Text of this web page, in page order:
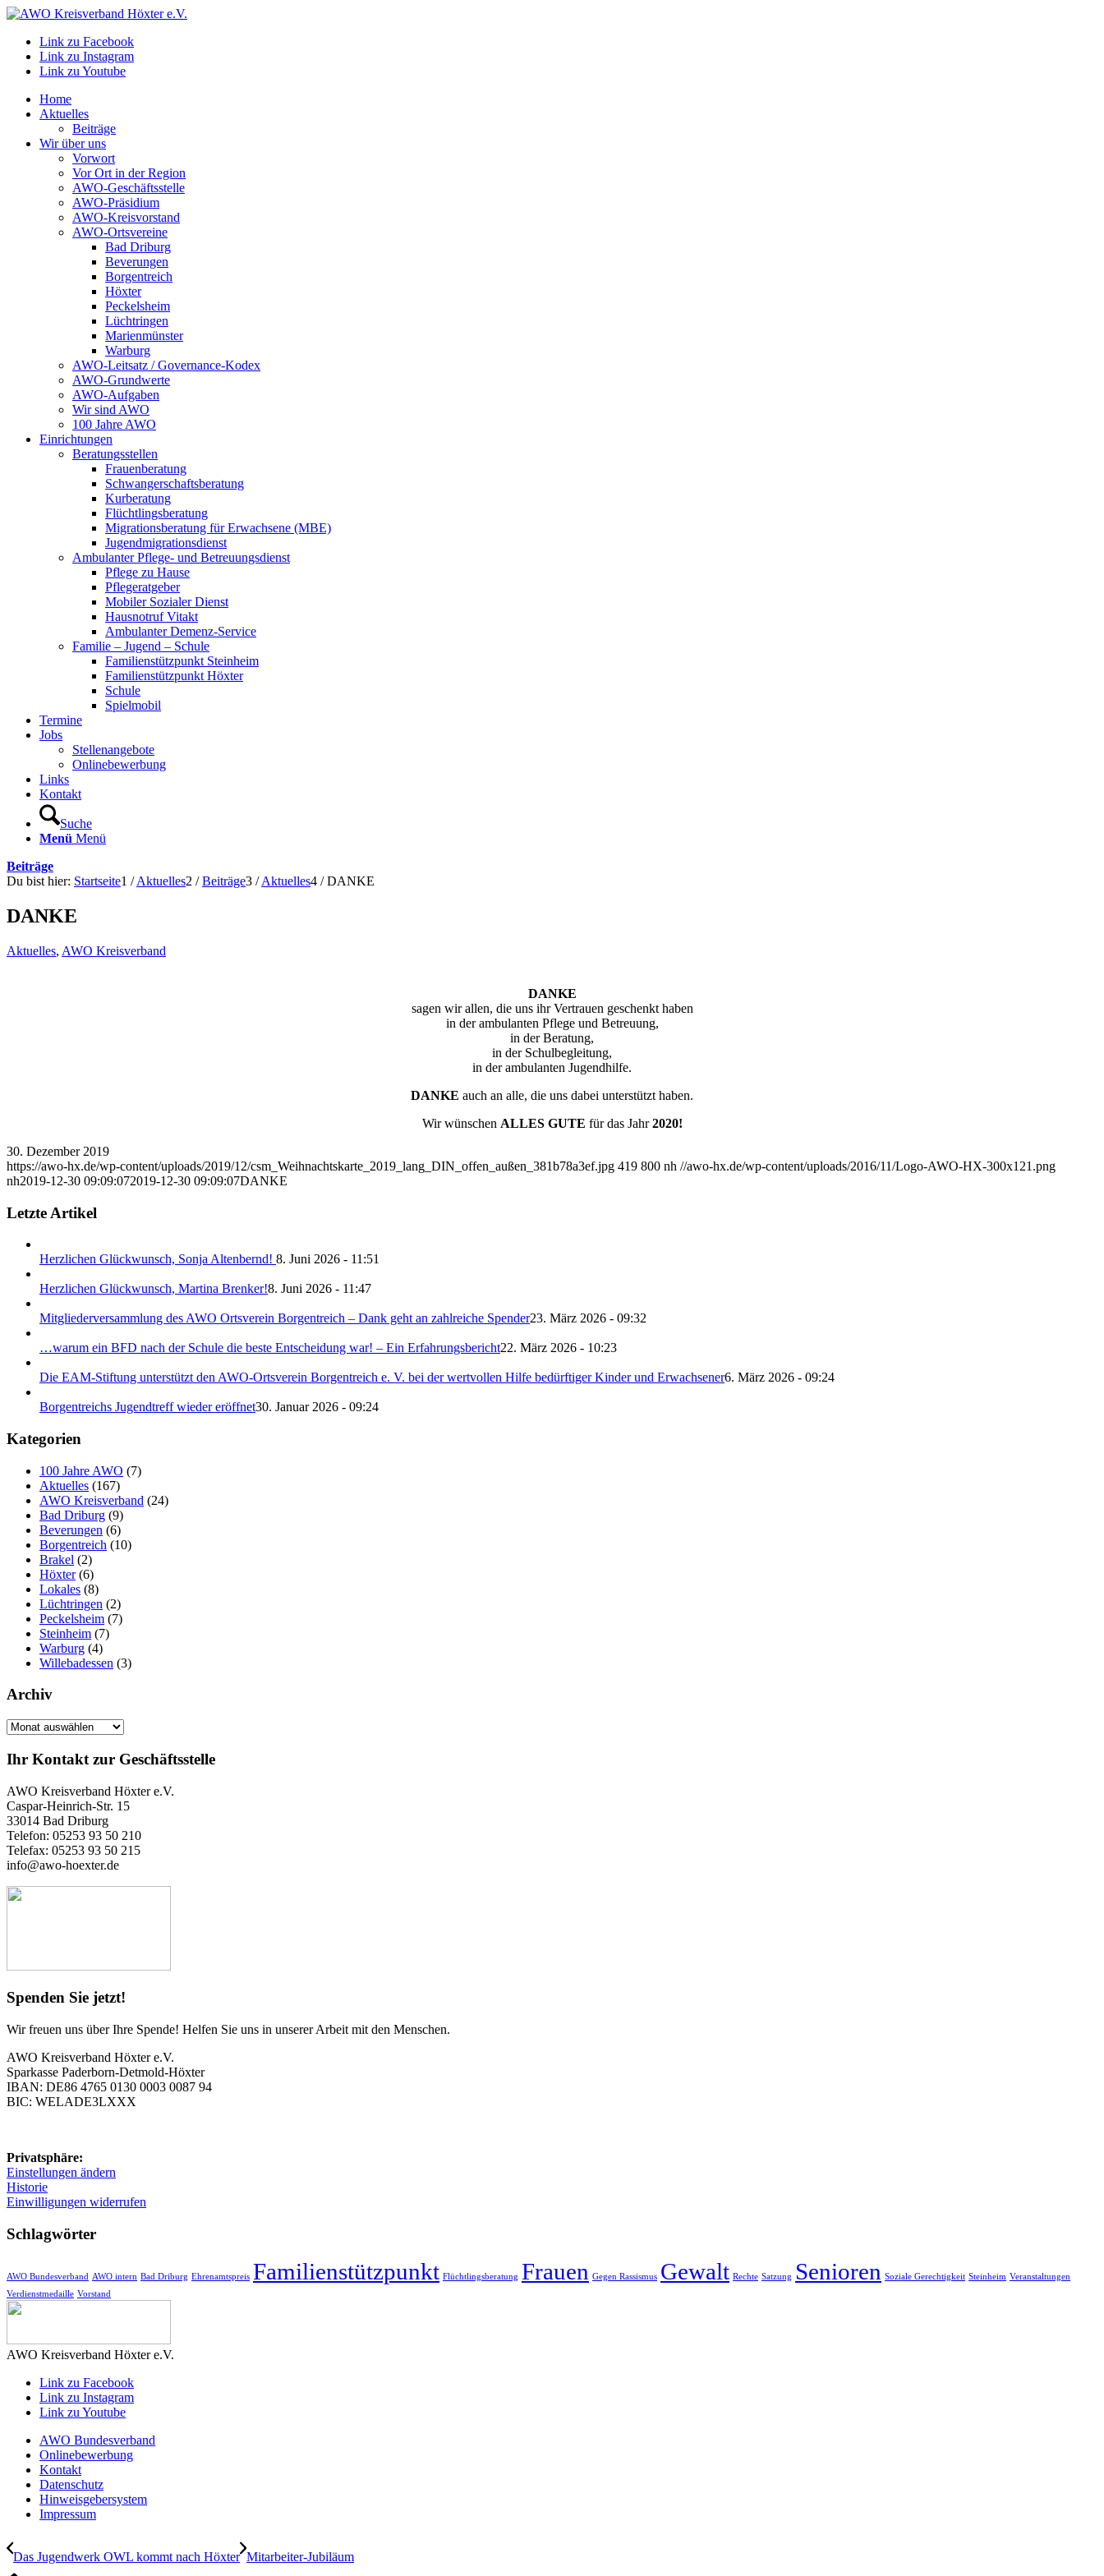
Link zu Facebook
Link zu Instagram
Link zu Youtube
Home
Aktuelles
Beiträge
Wir über uns
Vorwort
Vor Ort in der Region
AWO-Geschäftsstelle
AWO-Präsidium
AWO-Kreisvorstand
AWO-Ortsvereine
Bad Driburg
Beverungen
Borgentreich
Höxter
Peckelsheim
Lüchtringen
Marienmünster
Warburg
AWO-Leitsatz / Governance-Kodex
AWO-Grundwerte
AWO-Aufgaben
Wir sind AWO
100 Jahre AWO
Einrichtungen
Beratungsstellen
Frauenberatung
Schwangerschaftsberatung
Kurberatung
Flüchtlingsberatung
Migrationsberatung für Erwachsene (MBE)
Jugendmigrationsdienst
Ambulanter Pflege- und Betreuungsdienst
Pflege zu Hause
Pflegeratgeber
Mobiler Sozialer Dienst
Hausnotruf Vitakt
Ambulanter Demenz-Service
Familie – Jugend – Schule
Familienstützpunkt Steinheim
Familienstützpunkt Höxter
Schule
Spielmobil
Termine
Jobs
Stellenangebote
Onlinebewerbung
Links
Kontakt
Suche
Menü Menü
Beiträge
Du bist hier: Startseite1 / Aktuelles2 / Beiträge3 / Aktuelles4 / DANKE
DANKE
Aktuelles, AWO Kreisverband
DANKE
sagen wir allen, die uns ihr Vertrauen geschenkt haben
in der ambulanten Pflege und Betreuung,
in der Beratung,
in der Schulbegleitung,
in der ambulanten Jugendhilfe.
DANKE auch an alle, die uns dabei unterstützt haben.
Wir wünschen ALLES GUTE für das Jahr2020!
30. Dezember 2019
https://awo-hx.de/wp-content/uploads/2019/12/csm_Weihnachtskarte_2019_lang_DIN_offen_außen_381b78a3ef.jpg 419 800 nh //awo-hx.de/wp-content/uploads/2016/11/Logo-AWO-HX-300x121.png
nh2019-12-30 09:09:072019-12-30 09:09:07DANKE
Letzte Artikel
Herzlichen Glückwunsch, Sonja Altenbernd! 8. Juni 2026 - 11:51
Herzlichen Glückwunsch, Martina Brenker!8. Juni 2026 - 11:47
Mitgliederversammlung des AWO Ortsverein Borgentreich – Dank geht an zahlreiche Spender23. März 2026 - 09:32
…warum ein BFD nach der Schule die beste Entscheidung war! – Ein Erfahrungsbericht22. März 2026 - 10:23
Die EAM-Stiftung unterstützt den AWO-Ortsverein Borgentreich e. V. bei der wertvollen Hilfe bedürftiger Kinder und Erwachsener6. März 2026 - 09:24
Borgentreichs Jugendtreff wieder eröffnet30. Januar 2026 - 09:24
Kategorien
100 Jahre AWO (7)
Aktuelles (167)
AWO Kreisverband (24)
Bad Driburg (9)
Beverungen (6)
Borgentreich (10)
Brakel (2)
Höxter(6)
Lokales (8)
Lüchtringen (2)
Peckelsheim (7)
Steinheim (7)
Warburg (4)
Willebadessen (3)
Archiv
Archiv
Ihr Kontakt zur Geschäftsstelle
AWO Kreisverband Höxter e.V.
Caspar-Heinrich-Str. 15
33014 Bad Driburg
Telefon: 05253 93 50 210
Telefax: 05253 93 50 215
info@awo-hoexter.de
Spenden Sie jetzt!
Wir freuen uns über Ihre Spende! Helfen Sie uns in unserer Arbeit mit den Menschen.
AWO Kreisverband Höxter e.V.
Sparkasse Paderborn-Detmold-Höxter
IBAN: DE86 4765 0130 0003 0087 94
BIC: WELADE3LXXX
Privatsphäre:
Einstellungen ändern
Historie
Einwilligungen widerrufen
Schlagwörter
AWO Bundesverband AWO intern Bad Driburg Ehrenamtspreis Familienstützpunkt Flüchtlingsberatung Frauen Gegen Rassismus Gewalt Rechte Satzung Senioren Soziale Gerechtigkeit Steinheim Veranstaltungen
Verdienstmedaille Vorstand
AWO Kreisverband Höxter e.V.
Link zu Facebook
Link zu Instagram
Link zu Youtube
AWO Bundesverband
Onlinebewerbung
Kontakt
Datenschutz
Hinweisgebersystem
Impressum
Das Jugendwerk OWL kommt nach Höxter Mitarbeiter-Jubiläum